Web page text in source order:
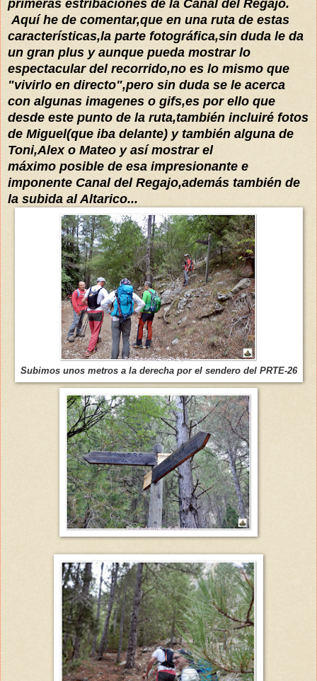
primeras estribaciones de la Canal del Regajo.
Aquí he de comentar,que en una ruta de estas
características,la parte fotográfica,sin duda le da
un gran plus y aunque pueda mostrar lo
espectacular del recorrido,no es lo mismo que
"vivirlo en directo",pero sin duda se le acerca
con algunas imagenes o gifs,es por ello que
desde este punto de la ruta,también incluiré fotos
de Miguel(que iba delante) y también alguna de
Toni,Alex o Mateo y así mostrar el
máximo posible de esa impresionante e
imponente Canal del Regajo,además también de
la subida al Altarico...
Subimos unos metros a la derecha por el sendero del PRTE-26